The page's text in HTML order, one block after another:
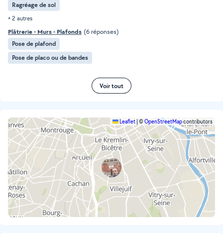
Ragréage de sol
+ 2 autres
Plâtrerie - Murs - Plafonds (6 réponses)
Pose de plafond
Pose de placo ou de bandes
Voir tout
Leaflet ©OpenStreetMapcontributors